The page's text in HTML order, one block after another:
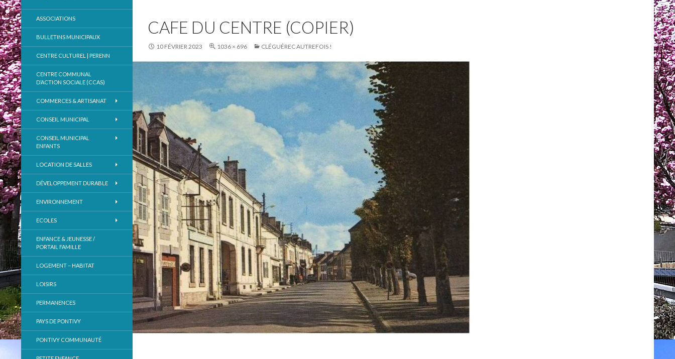
CAFE DU CENTRE (COPIER)
10 FÉVRIER 2023 1036 × 696 CLÉGUÉREC AUTREFOIS !
ASSOCIATIONS
BULLETINS MUNICIPAUX
CENTRE CULTUREL | PERENN
CENTRE COMMUNAL
D’ACTION SOCIALE (CCAS)
COMMERCES & ARTISANAT
CONSEIL MUNICIPAL
CONSEIL MUNICIPAL
ENFANTS
LOCATION DE SALLES
DÉVELOPPEMENT DURABLE
ENVIRONNEMENT
ECOLES
ENFANCE & JEUNESSE /
PORTAIL FAMILLE
LOGEMENT – HABITAT
LOISIRS
PERMANENCES
PAYS DE PONTIVY
PONTIVY COMMUNAUTÉ